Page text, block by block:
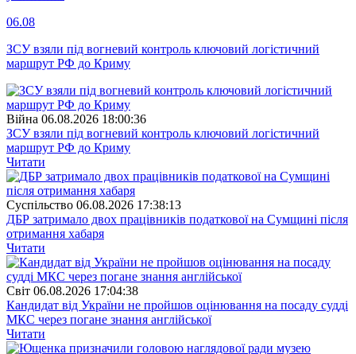
06.08
ЗСУ взяли під вогневий контроль ключовий логістичний
маршрут РФ до Криму
Війна 06.08.2026 18:00:36
ЗСУ взяли під вогневий контроль ключовий логістичний
маршрут РФ до Криму
Читати
Суспiльство 06.08.2026 17:38:13
ДБР затримало двох працівників податкової на Сумщині після
отримання хабаря
Читати
Свiт 06.08.2026 17:04:38
Кандидат від України не пройшов оцінювання на посаду судді
МКС через погане знання англійської
Читати